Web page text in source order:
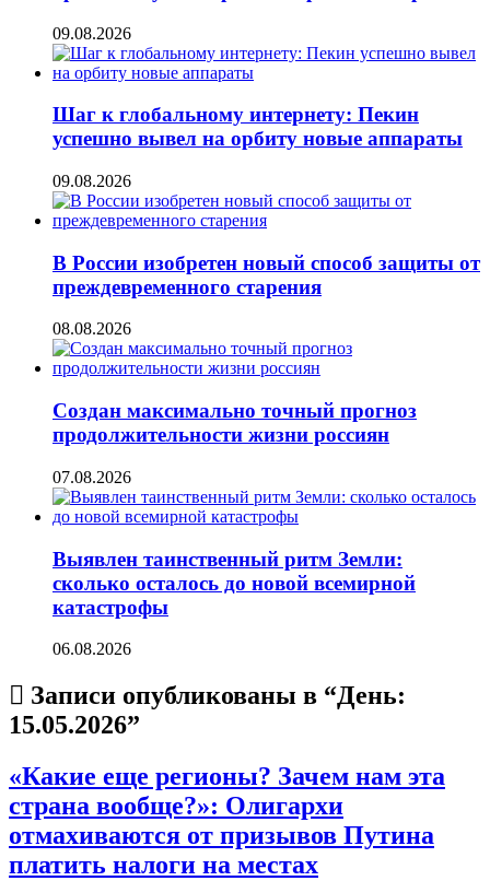
09.08.2026
Шаг к глобальному интернету: Пекин
успешно вывел на орбиту новые аппараты
09.08.2026
В России изобретен новый способ защиты от
преждевременного старения
08.08.2026
Создан максимально точный прогноз
продолжительности жизни россиян
07.08.2026
Выявлен таинственный ритм Земли:
сколько осталось до новой всемирной
катастрофы
06.08.2026
Записи опубликованы в “День:
15.05.2026”
«Какие еще регионы? Зачем нам эта
страна вообще?»: Олигархи
отмахиваются от призывов Путина
платить налоги на местах